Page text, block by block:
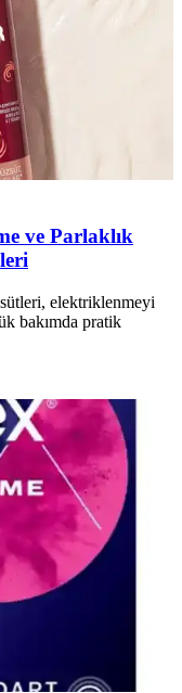
ve Parlaklık
sütleri, elektriklenmeyi
bakımda pratik